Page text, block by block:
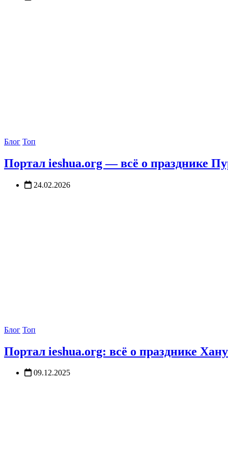
Блог Топ
Портал ieshua.org — всё о празднике
24.02.2026
Блог Топ
Портал ieshua.org: всё о празднике
09.12.2025